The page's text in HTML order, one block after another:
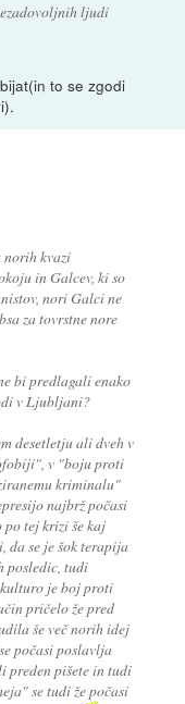
ljudi
to se zgodi
norih kvazi
in Galcev, ki so
nori Galci ne
za tovrstne nore
bi predlagali enako
v Ljubljani?
desetletju ali dveh v
v "boju proti
kriminalu"
najbrž počasi
tej krizi še kaj
da se je šok terapija
posledic, tudi
je boj proti
pričelo že pred
še več norih idej
počasi poslavlja
preden pišete in tudi
se tudi že počasi